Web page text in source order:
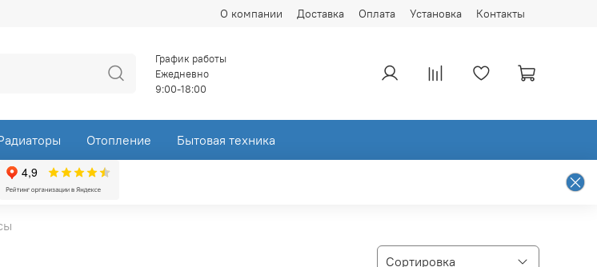
О компании Доставка Оплата Установка Контакты
График работы
Ежедневно
9:00-18:00
Отопление Бытовая техника